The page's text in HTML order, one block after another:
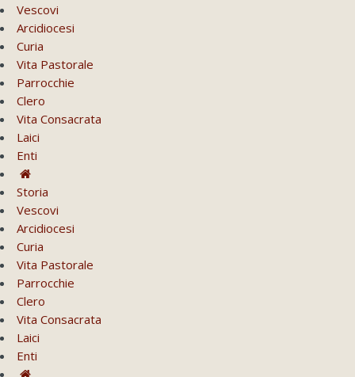
Vescovi
Arcidiocesi
Curia
Vita Pastorale
Parrocchie
Clero
Vita Consacrata
Laici
Enti
Storia
Vescovi
Arcidiocesi
Curia
Vita Pastorale
Parrocchie
Clero
Vita Consacrata
Laici
Enti